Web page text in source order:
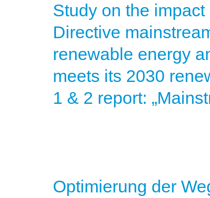
Study on the
Directive
renewable energy
meets its 2030
1 & 2 report:
Optimierung der